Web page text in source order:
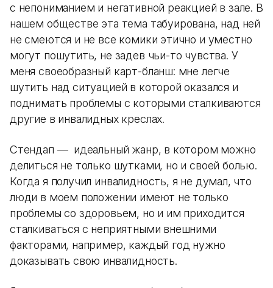
с непониманием и негативной реакцией в зале. В
нашем обществе эта тема табуирована, над ней
не смеются и не все комики этично и уместно
могут пошутить, не задев чьи-то чувства. У
меня своеобразный карт-бланш: мне легче
шутить над ситуацией в которой оказался и
поднимать проблемы с которыми сталкиваются
другие в инвалидных креслах.
Стендап — идеальный жанр, в котором можно
делиться не только шутками, но и своей болью.
Когда я получил инвалидность, я не думал, что
люди в моем положении имеют не только
проблемы со здоровьем, но и им приходится
сталкиваться с неприятными внешними
факторами, например, каждый год нужно
доказывать свою инвалидность.